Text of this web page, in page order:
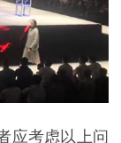
应考虑以上问